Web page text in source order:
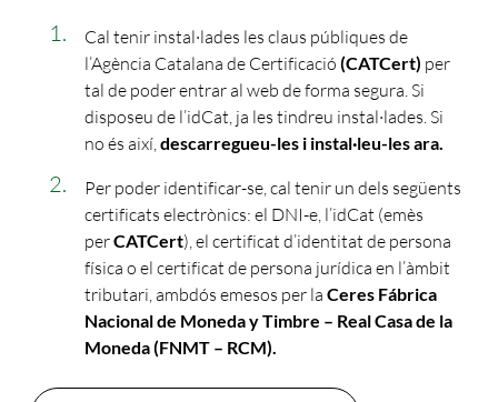
Cal tenir instal·lades les claus públiques de
l’Agència Catalana de Certificació(CATCert) per
tal de poder entrar al web de forma segura. Si
disposeu de l’idCat, ja les tindreu instal·lades. Si
no és així,descarregueu-les i instal·leu-les ara.
Per poder identificar-se, cal tenir un dels següents
certificats electrònics: el DNI-e, l’idCat (emès
perCATCert), el certificat d’identitat de persona
física o el certificat de persona jurídica en l’àmbit
tributari, ambdós emesos per laCeres Fábrica
Nacional de Moneda y Timbre – Real Casa de la
Moneda (FNMT – RCM).